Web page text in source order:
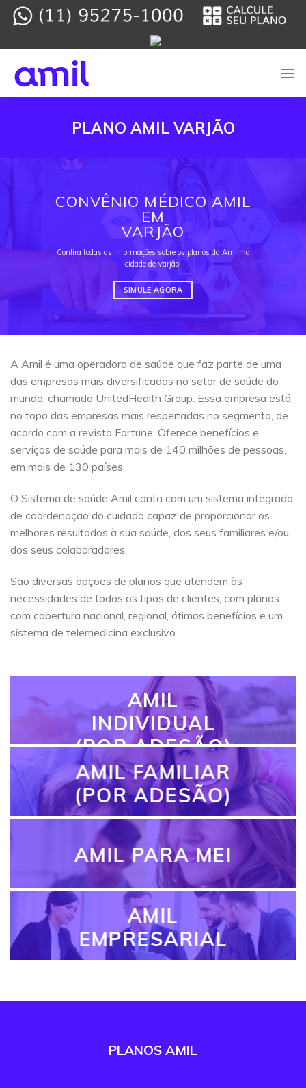
Skip
PLANO AMIL VARJÃO
CONVÊNIO MÉDICO AMIL
EM
VARJÃO
Confira todas as informações sobre os planos da Amil na
cidade de Varjão.
SIMULE AGORA
A Amil é uma operadora de saúde que faz parte de uma
das empresas mais diversificadas no setor de saúde do
mundo, chamada UnitedHealth Group. Essa empresa está
no topo das empresas mais respeitadas no segmento, de
acordo com a revista Fortune. Oferece benefícios e
serviços de saúde para mais de 140 milhões de pessoas,
em mais de 130 países.
O Sistema de saúde Amil conta com um sistema integrado
de coordenação do cuidado capaz de proporcionar os
melhores resultados à sua saúde, dos seus familiares e/ou
dos seus colaboradores.
São diversas opções de planos que atendem às
necessidades de todos os tipos de clientes, com planos
com cobertura nacional, regional, ótimos benefícios e um
sistema de telemedicina exclusivo.
AMIL
INDIVIDUAL
(POR ADESÃO)
AMIL FAMILIAR
(POR ADESÃO)
AMIL PARA MEI
AMIL
EMPRESARIAL
PLANOS AMIL